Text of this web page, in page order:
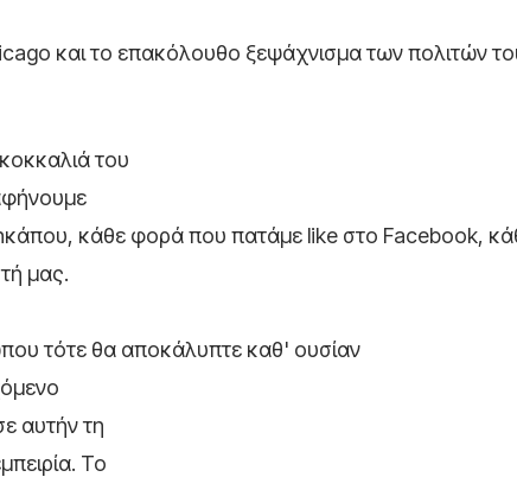
και το επακόλουθο ξεψάχνισμα των πολιτών
του
κάθε φορά που πατάμε like στο Facebook,
μας.
τότε θα αποκάλυπτε καθ' ουσίαν
αυτήν τη
Το